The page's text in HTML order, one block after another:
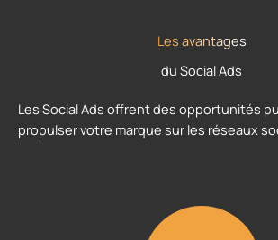
Les avantages
du Social Ads
Les Social Ads offrent des opportunités
propulser votre marque sur les réseaux